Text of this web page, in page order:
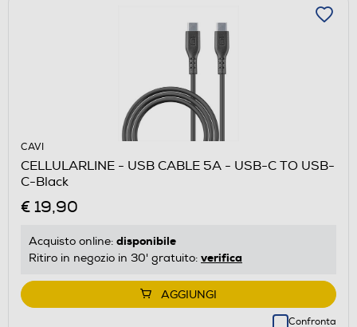
CAVI
CELLULARLINE - USB CABLE 5A - USB-C TO USB-
C-Black
€ 19,90
Acquisto online: disponibile
Ritiro in negozio in 30' gratuito: verifica
AGGIUNGI
Confronta